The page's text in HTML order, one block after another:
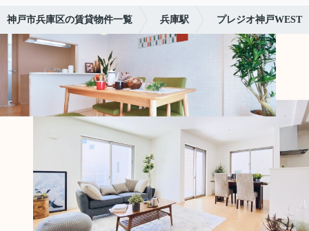
神戸市兵庫区の賃貸物件一覧 兵庫駅 プレジオ神戸WEST